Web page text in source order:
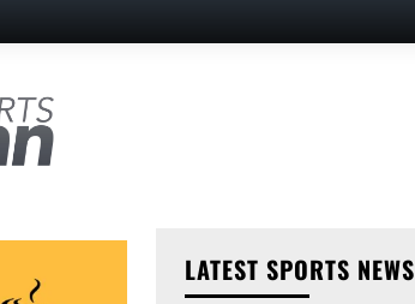
LATEST SPORTS NEWS